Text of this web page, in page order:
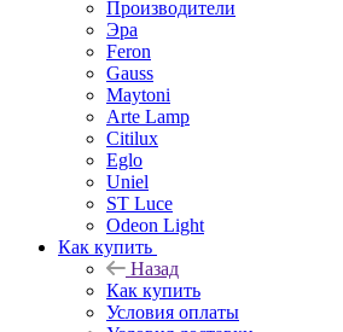
Производители
Эра
Feron
Gauss
Maytoni
Arte Lamp
Citilux
Eglo
Uniel
ST Luce
Odeon Light
Как купить
Назад
Как купить
Условия оплаты